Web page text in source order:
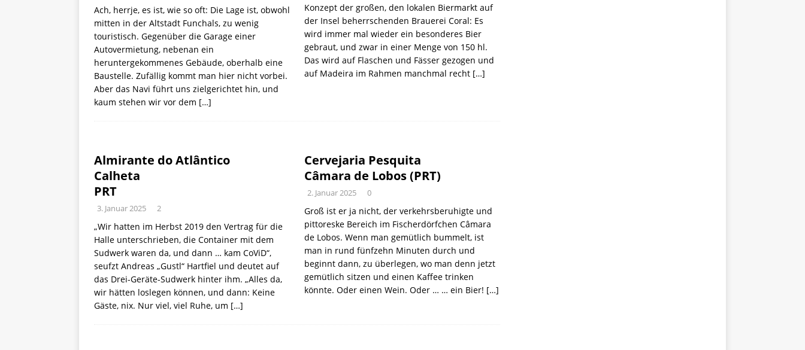
Ach, herrje, es ist, wie so oft: Die Lage ist, obwohl
mitten in der Altstadt Funchals, zu wenig
touristisch. Gegenüber die Garage einer
Autovermietung, nebenan ein
heruntergekommenes Gebäude, oberhalb eine
Baustelle. Zufällig kommt man hier nicht vorbei.
Aber das Navi führt uns zielgerichtet hin, und
kaum stehen wir vor dem […]
Konzept der großen, den lokalen Biermarkt auf
der Insel beherrschenden Brauerei Coral: Es
wird immer mal wieder ein besonderes Bier
gebraut, und zwar in einer Menge von 150 hl.
Das wird auf Flaschen und Fässer gezogen und
auf Madeira im Rahmen manchmal recht […]
Almirante do Atlântico
Calheta
PRT
3. Januar 2025 2
„Wir hatten im Herbst 2019 den Vertrag für die
Halle unterschrieben, die Container mit dem
Sudwerk waren da, und dann … kam CoViD“,
seufzt Andreas „Gustl“ Hartfiel und deutet auf
das Drei-Geräte-Sudwerk hinter ihm. „Alles da,
wir hätten loslegen können, und dann: Keine
Gäste, nix. Nur viel, viel Ruhe, um […]
Cervejaria Pesquita
Câmara de Lobos (PRT)
2. Januar 2025 0
Groß ist er ja nicht, der verkehrsberuhigte und
pittoreske Bereich im Fischerdörfchen Câmara
de Lobos. Wenn man gemütlich bummelt, ist
man in rund fünfzehn Minuten durch und
beginnt dann, zu überlegen, wo man denn jetzt
gemütlich sitzen und einen Kaffee trinken
könnte. Oder einen Wein. Oder … … ein Bier! […]